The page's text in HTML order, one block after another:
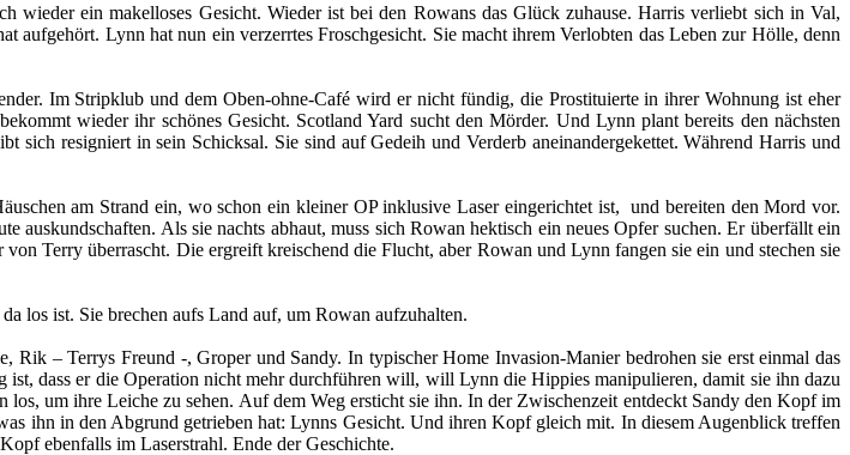
ein makelloses Gesicht. Wieder ist bei den Rowans das Glück zuhause. Harris verliebt sich in Val,
Lynn hat nun ein verzerrtes Froschgesicht. Sie macht ihrem Verlobten das Leben zur Hölle, denn
Im Stripklub und dem Oben-ohne-Café wird er nicht fündig, die Prostituierte in ihrer Wohnung ist eher
wieder ihr schönes Gesicht. Scotland Yard sucht den Mörder. Und Lynn plant bereits den nächsten
resigniert in sein Schicksal. Sie sind auf Gedeih und Verderb aneinandergekettet. Während Harris und
am Strand ein, wo schon ein kleiner OP inklusive Laser eingerichtet ist, und bereiten den Mord vor.
Als sie nachts abhaut, muss sich Rowan hektisch ein neues Opfer suchen. Er überfällt ein
Terry überrascht. Die ergreift kreischend die Flucht, aber Rowan und Lynn fangen sie ein und stechen sie
los ist. Sie brechen aufs Land auf, um Rowan aufzuhalten.
– Terrys Freund -, Groper und Sandy. In typischer Home Invasion-Manier bedrohen sie erst einmal das
dass er die Operation nicht mehr durchführen will, will Lynn die Hippies manipulieren, damit sie ihn dazu
um ihre Leiche zu sehen. Auf dem Weg ersticht sie ihn. In der Zwischenzeit entdeckt Sandy den Kopf im
ihn in den Abgrund getrieben hat: Lynns Gesicht. Und ihren Kopf gleich mit. In diesem Augenblick treffen
ebenfalls im Laserstrahl. Ende der Geschichte.